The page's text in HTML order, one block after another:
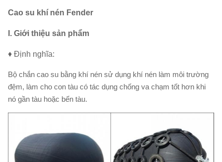
Cao su khí nén Fender
I. Giới thiệu sản phẩm
♦ Định nghĩa:
Bộ chắn cao su bằng khí nén sử dụng khí nén làm môi trường
đệm, làm cho con tàu có tác dụng chống va chạm tốt hơn khi
nó gần tàu hoặc bến tàu.